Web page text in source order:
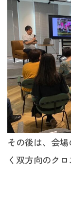
その後は、会
く双方向のクロ